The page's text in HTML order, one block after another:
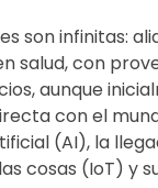
son infinitas:
salud, con
aunque
con el
(AI), la
cosas (IoT) y